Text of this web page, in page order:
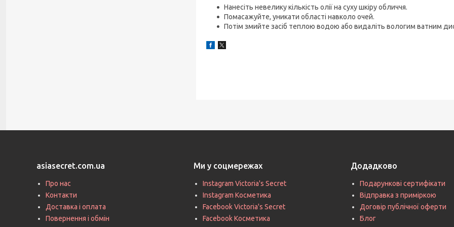
Нанесіть невелику кількість олії на суху шкіру обличчя.
Помасажуйте, уникати області навколо очей.
Потім змийте засіб теплою водою або видаліть вологим ватним
asiasecret.com.ua
Про нас
Контакти
Доставка і оплата
Повернення і обмін
Ми у соцмережах
Instagram Victoria's Secret
Instagram Косметика
Facebook Victoria's Secret
Facebook Косметика
Додадково
Подарункові сертифікати
Відправка з приміркою
Договір публічної оферти
Блог